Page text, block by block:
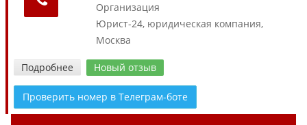
Организация
Юрист-24, юридическая компания,
Москва
Подробнее Новый отзыв
Проверить номер в Телеграм-боте